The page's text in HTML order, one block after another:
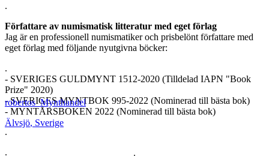
.
Författare av numismatisk litteratur med eget förlag
Jag är en professionell numismatiker och prisbelönt författare med
eget förlag med följande nyutgivna böcker:
.
- SVERIGES GULDMYNT 1512-2020 (Tilldelad IAPN "Book
Prize" 2020)
- SVERIGES MYNTBOK 995-2022 (Nominerad till bästa bok)
- MYNTÅRSBOKEN 2022 (Nominerad till bästa bok)
.
.
robertos_Mynthandel
Älvsjö, Sverige